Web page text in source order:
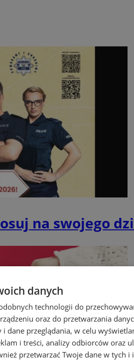
na swojego
danych
technologii do
oraz do przetwarzania
dane przeglądania, w celu
i treści, analizy odbiorców oraz
przetwarzać Twoje dane w tych i